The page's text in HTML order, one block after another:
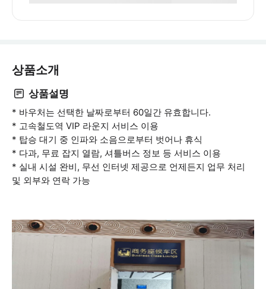
상품소개
상품설명
* 바우처는 선택한 날짜로부터 60일간 유효합니다.
* 고속철도역 VIP 라운지 서비스 이용
* 탑승 대기 중 인파와 소음으로부터 벗어나 휴식
* 다과, 무료 잡지 열람, 셔틀버스 정보 등 서비스 이용
* 실내 시설 완비, 무선 인터넷 제공으로 언제든지 업무 처리
및 외부와 연락 가능